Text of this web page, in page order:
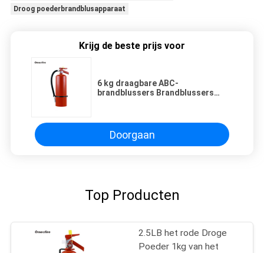
Droog poederbrandblusapparaat
Krijg de beste prijs voor
6 kg draagbare ABC-
brandblussers Brandblussers
Doorgaan
Top Producten
2.5LB het rode Droge
Poeder 1kg van het